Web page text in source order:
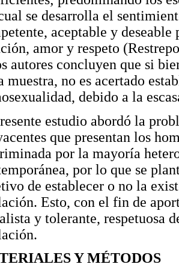
se desarrolla el
aceptable y deseable
amor y respeto
autores concluyen que si
muestra, no es acertado
debido a la
estudio abordó la
que presentan los
por la mayoría
por lo que se
de establecer o no la
Esto, con el fin de
y tolerante, respetuosa
Y MÉTODOS